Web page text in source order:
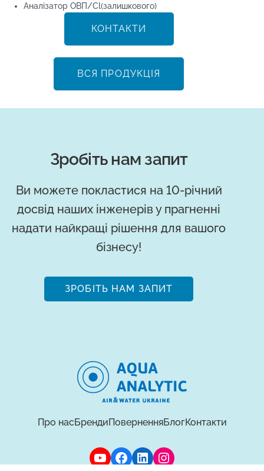
Аналізатор ОВП/Cl(залишкового)
КОНТАКТИ
ВСЯ ПРОДУКЦІЯ
Зробіть нам запит
Ви можете покластися на 10-річний
досвід наших інженерів у прагненні
надати найкращі рішення для вашого
бізнесу!
ЗРОБІТЬ НАМ ЗАПИТ
Про насБрендиПоверненняБлогКонтакти